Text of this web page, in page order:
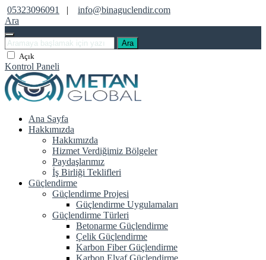
05323096091 |
info@binaguclendir.com
Ara
Ara
Açık
Kontrol Paneli
Ana Sayfa
Hakkımızda
Hakkımızda
Hizmet Verdiğimiz Bölgeler
Paydaşlarımız
İş Birliği Teklifleri
Güçlendirme
Güçlendirme Projesi
Güçlendirme Uygulamaları
Güçlendirme Türleri
Betonarme Güçlendirme
Çelik Güçlendirme
Karbon Fiber Güçlendirme
Karbon Elyaf Güçlendirme